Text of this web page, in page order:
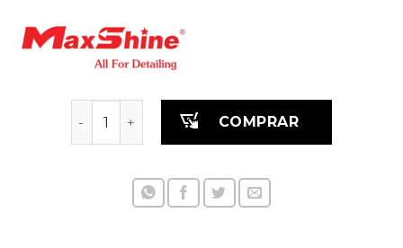
Cepillo para limpiar llantas y ruedas con
COMPRAR